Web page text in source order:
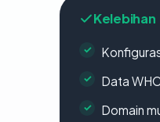
Kelebihan
Data
Domain